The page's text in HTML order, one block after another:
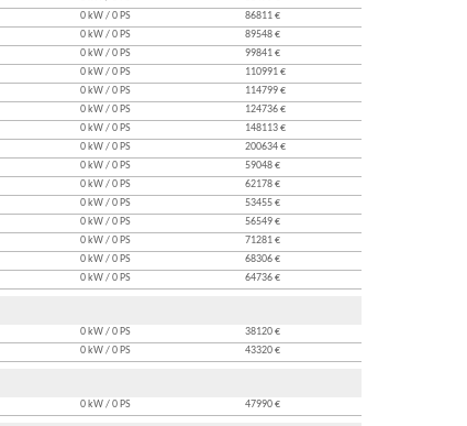
0 kW / 0 PS
86811 €
0 kW / 0 PS
89548 €
0 kW / 0 PS
99841 €
0 kW / 0 PS
110991 €
0 kW / 0 PS
114799 €
0 kW / 0 PS
124736 €
0 kW / 0 PS
148113 €
0 kW / 0 PS
200634 €
0 kW / 0 PS
59048 €
0 kW / 0 PS
62178 €
0 kW / 0 PS
53455 €
0 kW / 0 PS
56549 €
0 kW / 0 PS
71281 €
0 kW / 0 PS
68306 €
0 kW / 0 PS 64736 €
0 kW / 0 PS
38120 €
0 kW / 0 PS 43320 €
0 kW / 0 PS 47990 €